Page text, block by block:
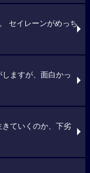
セイレーンがめっち
ますが、面白かっ
ていくのか、下劣